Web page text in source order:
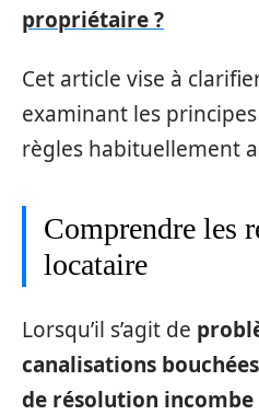
propriétaire ?
Cet article vise à
examinant les
règles habituellement
Comprendre les
locataire
Lorsqu’il s’agit de
canalisations
de résolution